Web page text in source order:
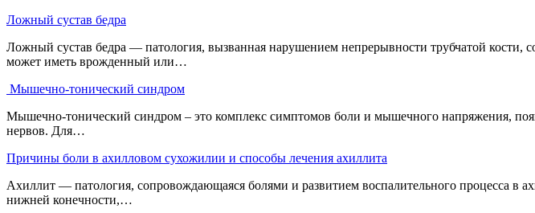
Ложный сустав бедра
Ложный сустав бедра — патология, вызванная нарушением непрерывности трубчатой
может иметь врожденный или…
Мышечно-тонический синдром
Мышечно-тонический синдром – это комплекс симптомов боли и мышечного напряжения,
нервов. Для…
Причины боли в ахилловом сухожилии и способы лечения ахиллита
Ахиллит — патология, сопровождающаяся болями и развитием воспалительного процесса в
нижней конечности,…